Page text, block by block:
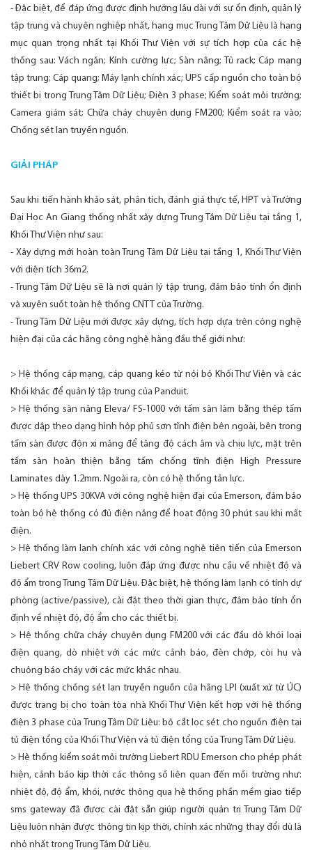
- Đặc biệt, để đáp ứng được định hướng lâu dài với sự ổn định, quản lý
tập trung và chuyên nghiệp nhất, hạng mục Trung Tâm Dữ Liệu là hạng
mục quan trọng nhất tại Khối Thư Viện với sự tích hợp của các hệ
thống sau: Vách ngăn; Kính cường lực; Sàn nâng; Tủ rack; Cáp mạng
tập trung; Cáp quang; Máy lạnh chính xác; UPS cấp nguồn cho toàn bộ
thiết bị trong Trung Tâm Dữ Liệu; Điện 3 phase; Kiểm soát môi trường;
Camera giám sát; Chữa cháy chuyên dụng FM200; Kiểm soát ra vào;
Chống sét lan truyền nguồn.
GIẢI PHÁP
Sau khi tiến hành khảo sát, phân tích, đánh giá thực tế, HPT và Trường
Đại Học An Giang thống nhất xây dựng Trung Tâm Dữ Liệu tại tầng 1,
Khối Thư Viện như sau:
- Xây dựng mới hoàn toàn Trung Tâm Dữ Liệu tại tầng 1, Khối Thư Viện
với diện tích 36m2.
- Trung Tâm Dữ Liệu sẽ là nơi quản lý tập trung, đảm bảo tính ổn định
và xuyên suốt toàn hệ thống CNTT của Trường.
- Trung Tâm Dữ Liệu mới được xây dựng, tích hợp dựa trên công nghệ
hiện đại của các hãng công nghệ hàng đầu thế giới như:
> Hệ thống cáp mạng, cáp quang kéo từ nội bộ Khối Thư Viện và các
Khối khác để quản lý tập trung của Panduit.
> Hệ thống sàn nâng Eleva/ FS-1000 với tấm sàn làm bằng thép tấm
được dập theo dạng hình hộp phủ sơn tĩnh điện bên ngoài, bên trong
tấm sàn được độn xi măng để tăng độ cách âm và chịu lực, mặt trên
tấm sàn hoàn thiện bằng tấm chống tĩnh điện High Pressure
Laminates dày 1.2mm. Ngoài ra, còn có hệ thống tản lực.
> Hệ thống UPS 30KVA với công nghệ hiện đại của Emerson, đảm bảo
toàn bộ hệ thống có đủ điện năng để hoạt động 30 phút sau khi mất
điện.
> Hệ thống làm lạnh chính xác với công nghệ tiên tiến của Emerson
Liebert CRV Row cooling, luôn đáp ứng được nhu cầu về nhiệt độ và
độ ẩm trong Trung Tâm Dữ Liệu. Đặc biệt, hệ thống làm lạnh có tính dự
phòng (active/passive), cài đặt theo thời gian thực, đảm bảo tính ổn
định về nhiệt độ, độ ẩm cho các thiết bị.
> Hệ thống chữa cháy chuyên dụng FM200 với các đầu dò khói loại
điện quang, dò nhiệt với các mức cảnh báo, đèn chớp, còi hụ và
chuông báo cháy với các mức khác nhau.
> Hệ thống chống sét lan truyền nguồn của hãng LPI (xuất xứ từ ÚC)
được trang bị cho toàn tòa nhà Khối Thư Viện kết hợp với hệ thống
điện 3 phase của Trung Tâm Dữ Liệu: bộ cắt lọc sét cho nguồn điện tại
tủ điện tổng của Khối Thư Viện và tủ điện tổng của Trung Tâm Dữ Liệu.
> Hệ thống kiểm soát môi trường Liebert RDU Emerson cho phép phát
hiện, cảnh báo kịp thời các thông số liên quan đến mối trường như:
nhiệt độ, độ ẩm, khói, nước thông qua hệ thống phần mềm giao tiếp
sms gateway đã được cài đặt sẵn giúp người quản trị Trung Tâm Dữ
Liệu luôn nhận được thông tin kịp thời, chính xác những thay đổi dù là
nhỏ nhất trong Trung Tâm Dữ Liệu.